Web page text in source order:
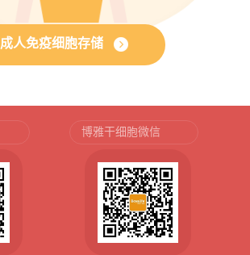
成人免疫细胞存储
博雅干细胞微信